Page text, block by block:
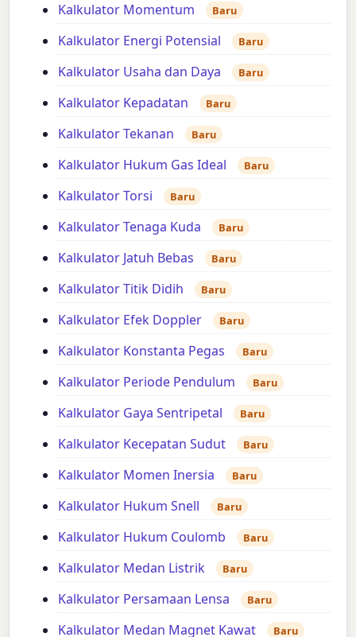
Kalkulator Momentum Baru
Kalkulator Energi Potensial Baru
Kalkulator Usaha dan Daya Baru
Kalkulator Kepadatan Baru
Kalkulator Tekanan Baru
Kalkulator Hukum Gas Ideal Baru
Kalkulator Torsi Baru
Kalkulator Tenaga Kuda Baru
Kalkulator Jatuh Bebas Baru
Kalkulator Titik Didih Baru
Kalkulator Efek Doppler Baru
Kalkulator Konstanta Pegas Baru
Kalkulator Periode Pendulum Baru
Kalkulator Gaya Sentripetal Baru
Kalkulator Kecepatan Sudut Baru
Kalkulator Momen Inersia Baru
Kalkulator Hukum Snell Baru
Kalkulator Hukum Coulomb Baru
Kalkulator Medan Listrik Baru
Kalkulator Persamaan Lensa Baru
Kalkulator Medan Magnet Kawat Baru